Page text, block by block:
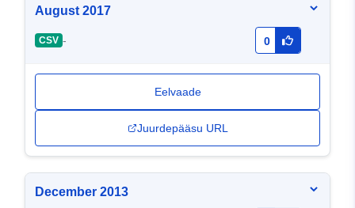
August 2017
CSV - 0
Eelvaade
Juurdepääsu URL
December 2013